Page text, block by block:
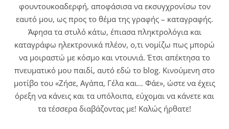
φουντουκοαδερφή, αποφάσισα να εκσυγχρονίσω τον
εαυτό μου, ως προς το θέμα της γραφής – καταγραφής.
Άφησα τα στυλό κάτω, έπιασα πληκτρολόγια και
καταγράφω ηλεκτρονικά πλέον, ο,τι νομίζω πως μπορώ
να μοιραστώ με κόσμο και ντουνιά. Έτσι απέκτησα το
πνευματικό μου παιδί, αυτό εδώ το blog. Κινούμενη στο
μοτίβο του «Ζήσε, Αγάπα, Γέλα και… Φάε», ώστε να έχεις
όρεξη να κάνεις και τα υπόλοιπα, εύχομαι να κάνετε και
τα τέσσερα διαβάζοντας με! Καλώς ήρθατε!